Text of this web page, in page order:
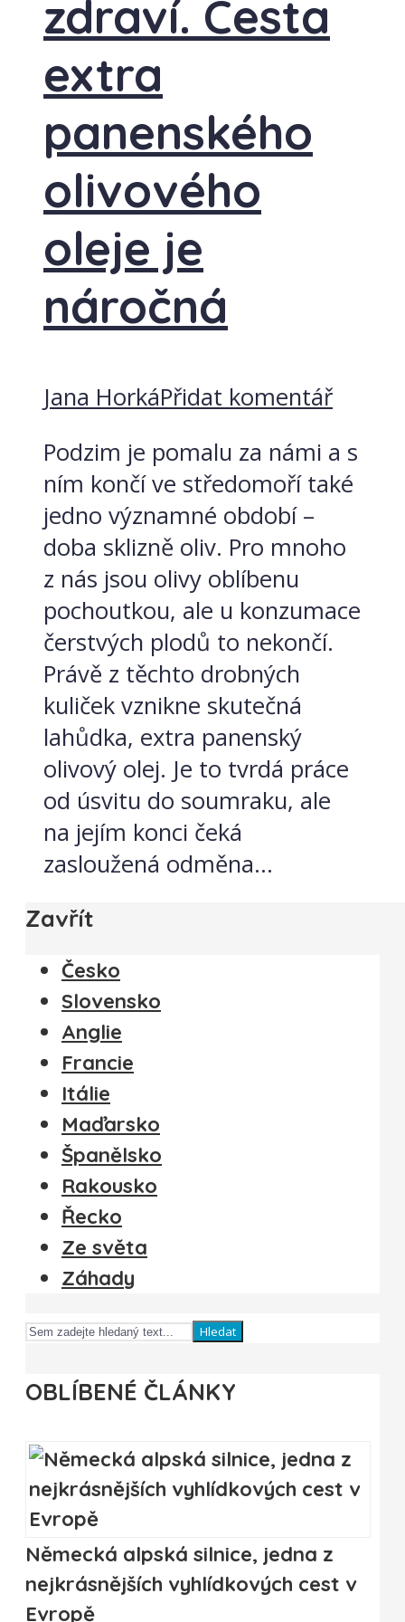
zdraví. Cesta
extra
panenského
olivového
oleje je
náročná
Jana HorkáPřidat komentář
Podzim je pomalu za námi a s
ním končí ve středomoří také
jedno významné období –
doba sklizně oliv. Pro mnoho
z nás jsou olivy oblíbenu
pochoutkou, ale u konzumace
čerstvých plodů to nekončí.
Právě z těchto drobných
kuliček vznikne skutečná
lahůdka, extra panenský
olivový olej. Je to tvrdá práce
od úsvitu do soumraku, ale
na jejím konci čeká
zasloužená odměna...
Zavřít
Česko
Slovensko
Anglie
Francie
Itálie
Maďarsko
Španělsko
Rakousko
Řecko
Ze světa
Záhady
Hledat
OBLÍBENÉ ČLÁNKY
Německá alpská silnice, jedna z
nejkrásnějších vyhlídkových cest v
Evropě